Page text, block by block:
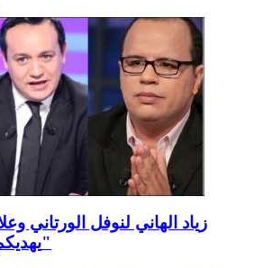
زياد الهاني لنوفل الورتاني
يهديكم، راهو موش معقول"